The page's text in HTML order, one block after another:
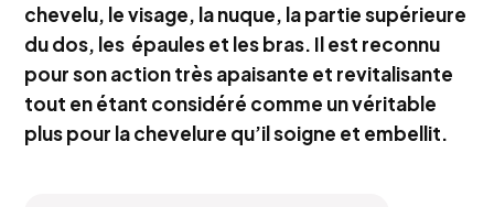
chevelu, le visage, la nuque, la partie supérieure
du dos, les épaules et les bras. Il est reconnu
pour son action très apaisante et revitalisante
tout en étant considéré comme un véritable
plus pour la chevelure qu’il soigne et embellit.